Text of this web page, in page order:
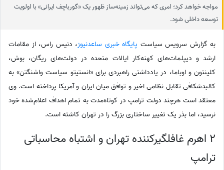
مواجه خواهد کرد؛ امری که می‌تواند زمینه‌ساز ظهور یک «گورباچف ایرانی» با اولویت
توسعه داخلی شود.
به گزارش سرویس سیاست پایگاه خبری ساعدنیوز،‌ دنیس راس، از مقامات
ارشد و دیپلمات‌های کهنه‌کار ایالات متحده در دولت‌های ریگان، بوش،
کلینتون و اوباما، در یادداشتی راهبردی برای «انستیتو سیاست واشنگتن» به
کالبدشکافی تقابل نظامی اخیر و توافق میان ایران و آمریکا پرداخته است. وی
معتقد است هرچند دولت ترامپ در کوتاه‌مدت به تمام اهداف اعلام‌شده خود
نرسید، اما بذر یک تغییر ساختاری بزرگ را در تهران کاشته است.
2 اهرم غافلگیرکننده تهران و اشتباه محاسباتی
ترامپ